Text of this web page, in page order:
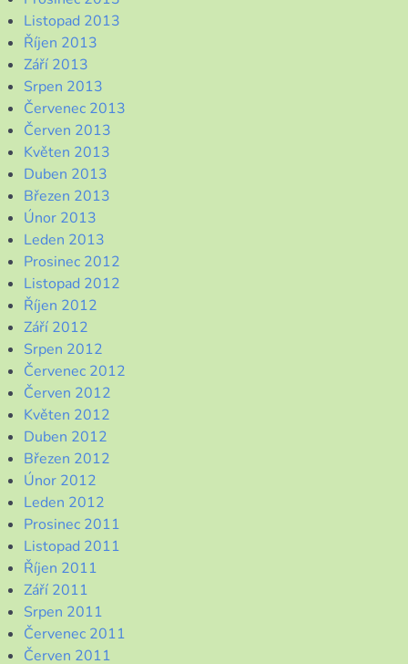
Listopad 2013
Říjen 2013
Září 2013
Srpen 2013
Červenec 2013
Červen 2013
Květen 2013
Duben 2013
Březen 2013
Únor 2013
Leden 2013
Prosinec 2012
Listopad 2012
Říjen 2012
Září 2012
Srpen 2012
Červenec 2012
Červen 2012
Květen 2012
Duben 2012
Březen 2012
Únor 2012
Leden 2012
Prosinec 2011
Listopad 2011
Říjen 2011
Září 2011
Srpen 2011
Červenec 2011
Červen 2011